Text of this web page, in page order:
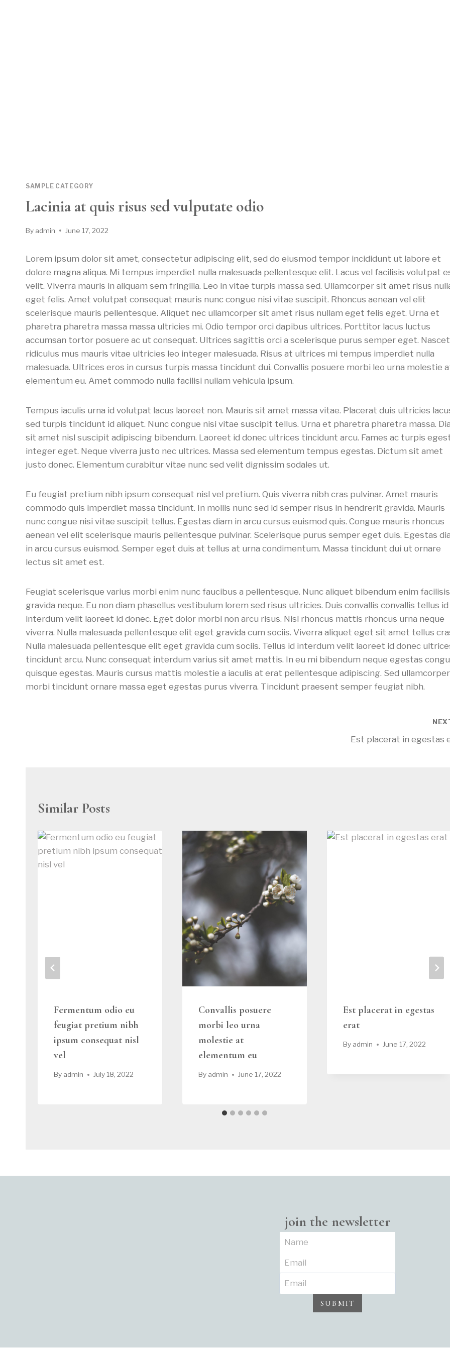
SAMPLE CATEGORY
Lacinia at quis risus sed vulputate odio
By admin June 17, 2022
Lorem ipsum dolor sit amet, consectetur adipiscing elit, sed do eiusmod tempor incididunt ut labore et
dolore magna aliqua. Mi tempus imperdiet nulla malesuada pellentesque elit. Lacus vel facilisis volutpat
velit. Viverra mauris in aliquam sem fringilla. Leo in vitae turpis massa sed. Ullamcorper sit amet risus
eget felis. Amet volutpat consequat mauris nunc congue nisi vitae suscipit. Rhoncus aenean vel elit
scelerisque mauris pellentesque. Aliquet nec ullamcorper sit amet risus nullam eget felis eget. Urna et
pharetra pharetra massa massa ultricies mi. Odio tempor orci dapibus ultrices. Porttitor lacus luctus
accumsan tortor posuere ac ut consequat. Ultrices sagittis orci a scelerisque purus semper eget.
ridiculus mus mauris vitae ultricies leo integer malesuada. Risus at ultrices mi tempus imperdiet nulla
malesuada. Ultrices eros in cursus turpis massa tincidunt dui. Convallis posuere morbi leo urna molestie
elementum eu. Amet commodo nulla facilisi nullam vehicula ipsum.
Tempus iaculis urna id volutpat lacus laoreet non. Mauris sit amet massa vitae. Placerat duis ultricies
sed turpis tincidunt id aliquet. Nunc congue nisi vitae suscipit tellus. Urna et pharetra pharetra massa.
sit amet nisl suscipit adipiscing bibendum. Laoreet id donec ultrices tincidunt arcu. Fames ac turpis
integer eget. Neque viverra justo nec ultrices. Massa sed elementum tempus egestas. Dictum sit amet
justo donec. Elementum curabitur vitae nunc sed velit dignissim sodales ut.
Eu feugiat pretium nibh ipsum consequat nisl vel pretium. Quis viverra nibh cras pulvinar. Amet mauris
commodo quis imperdiet massa tincidunt. In mollis nunc sed id semper risus in hendrerit gravida. Mauris
nunc congue nisi vitae suscipit tellus. Egestas diam in arcu cursus euismod quis. Congue mauris rhoncus
aenean vel elit scelerisque mauris pellentesque pulvinar. Scelerisque purus semper eget duis. Egestas
in arcu cursus euismod. Semper eget duis at tellus at urna condimentum. Massa tincidunt dui ut ornare
lectus sit amet est.
Feugiat scelerisque varius morbi enim nunc faucibus a pellentesque. Nunc aliquet bibendum enim facilisis
gravida neque. Eu non diam phasellus vestibulum lorem sed risus ultricies. Duis convallis convallis tellus id
interdum velit laoreet id donec. Eget dolor morbi non arcu risus. Nisl rhoncus mattis rhoncus urna neque
viverra. Nulla malesuada pellentesque elit eget gravida cum sociis. Viverra aliquet eget sit amet tellus
Nulla malesuada pellentesque elit eget gravida cum sociis. Tellus id interdum velit laoreet id donec
tincidunt arcu. Nunc consequat interdum varius sit amet mattis. In eu mi bibendum neque egestas
quisque egestas. Mauris cursus mattis molestie a iaculis at erat pellentesque adipiscing. Sed ullamcorper
morbi tincidunt ornare massa eget egestas purus viverra. Tincidunt praesent semper feugiat nibh.
Est placerat in egestas
Similar Posts
Fermentum odio eu
feugiat pretium nibh
ipsum consequat nisl
vel
By admin July 18, 2022
Convallis posuere
morbi leo urna
molestie at
elementum eu
By admin June 17, 2022
Est placerat in egestas
erat
By admin June 17, 2022
join the newsletter
SUBMIT